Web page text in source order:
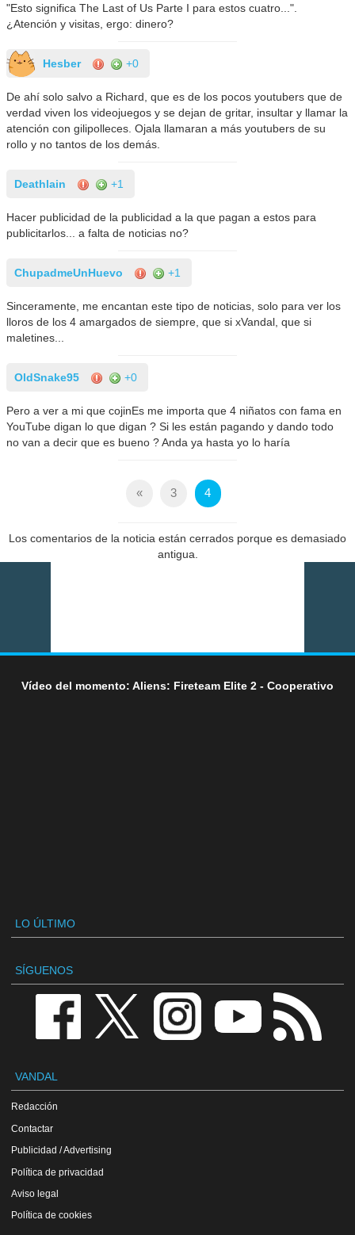
"Esto significa The Last of Us Parte I para estos cuatro...".
¿Atención y visitas, ergo: dinero?
Hesber +0
De ahí solo salvo a Richard, que es de los pocos youtubers que de
verdad viven los videojuegos y se dejan de gritar, insultar y llamar la
atención con gilipolleces. Ojala llamaran a más youtubers de su
rollo y no tantos de los demás.
Deathlain +1
Hacer publicidad de la publicidad a la que pagan a estos para
publicitarlos... a falta de noticias no?
ChupadmeUnHuevo +1
Sinceramente, me encantan este tipo de noticias, solo para ver los
lloros de los 4 amargados de siempre, que si xVandal, que si
maletines...
OldSnake95 +0
Pero a ver a mi que cojinEs me importa que 4 niñatos con fama en
YouTube digan lo que digan ? Si les están pagando y dando todo
no van a decir que es bueno ? Anda ya hasta yo lo haría
« 3 4
Los comentarios de la noticia están cerrados porque es demasiado
antigua.
Vídeo del momento: Aliens: Fireteam Elite 2 - Cooperativo
LO ÚLTIMO
SÍGUENOS
VANDAL
Redacción
Contactar
Publicidad / Advertising
Política de privacidad
Aviso legal
Política de cookies